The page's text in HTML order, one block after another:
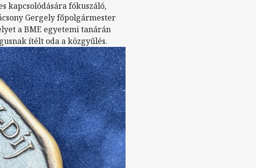
kapcsolódására fókuszáló,
Gergely főpolgármester
a BME egyetemi tanárán
ítélt oda a közgyűlés.